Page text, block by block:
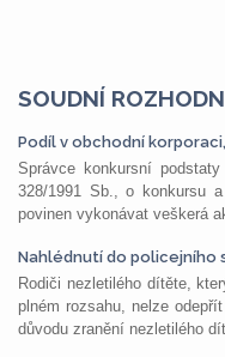
SOUDNÍ
Podíl v obchodní
Správce konkursní
328/1991 Sb., o konkursu
povinen vykonávat veškerá
Nahlédnutí do policejního
Rodiči nezletilého dítěte,
plném rozsahu, nelze
důvodu zranění nezletilého